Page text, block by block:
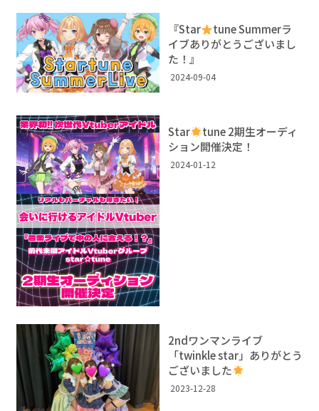
『Star
tune Summerラ
イブありがとうございまし
た！』
2024-09-04
Star
tune 2期生オーディ
ション開催決定！
2024-01-12
2ndワンマンライブ
「twinkle star」ありがとう
ございました
2023-12-28